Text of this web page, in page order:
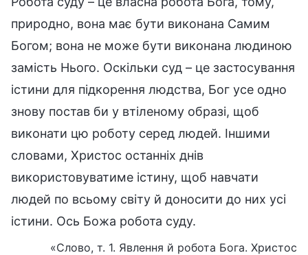
природно, вона має бути виконана Самим
Богом; вона не може бути виконана людиною
замість Нього. Оскільки суд – це застосування
істини для підкорення людства, Бог усе одно
знову постав би у втіленому образі, щоб
виконати цю роботу серед людей. Іншими
словами, Христос останніх днів
використовуватиме істину, щоб навчати
людей по всьому світу й доносити до них усі
істини. Ось Божа робота суду.
«Слово, т. 1. Явлення й робота Бога. Христос